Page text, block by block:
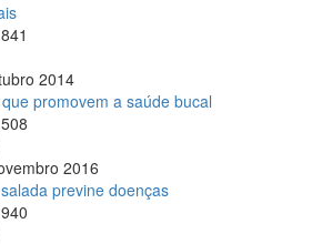
2014
promovem a saúde bucal
2016
previne doenças